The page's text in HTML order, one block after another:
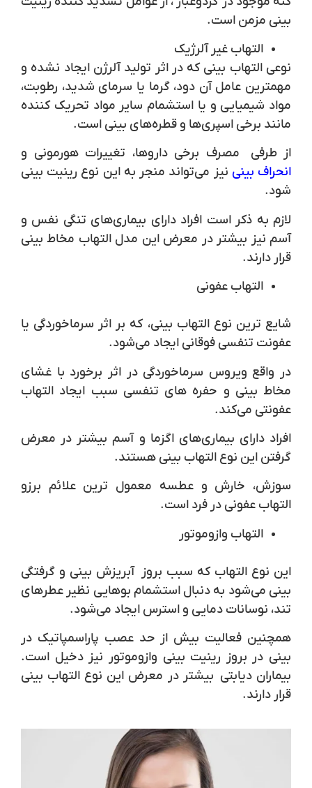
بینی مزمن است.
التهاب غیر آلرژیک
نوعی التهاب بینی که در اثر تولید آلرژن ایجاد نشده و
مهمترین عامل آن دود، گرما یا سرمای شدید، رطوبت،
مواد شیمیایی و یا استشمام سایر مواد تحریک کننده
مانند برخی اسپری‌ها و قطره‌های بینی است.
از طرفی مصرف برخی داروها، تغییرات هورمونی و
انحراف بینینیز می‌تواند منجر به این نوع رینیت بینی
شود.
لازم به ذکر است افراد دارای بیماری‌های تنگی نفس و
آسم نیز بیشتر در معرض این مدل التهاب مخاط بینی
قرار دارند.
التهاب عفونی
شایع ترین نوع التهاب بینی، که بر اثر سرماخوردگی یا
عفونت تنفسی فوقانی ایجاد می‌شود.
در واقع ویروس سرماخوردگی در اثر برخورد با غشای
مخاط بینی و حفره های تنفسی سبب ایجاد التهاب
عفونتی می‌کند.
افراد دارای بیماری‌های اگزما و آسم بیشتر در معرض
گرفتن این نوع التهاب بینی هستند.
سوزش، خارش و عطسه معمول ترین علائم برزو
التهاب عفونی در فرد است.
التهاب وازوموتور
این نوع التهاب که سبب بروز آبریزش بینی و گرفتگی
بینی می‌شود به دنبال استشمام بوهایی نظیر عطرهای
تند، نوسانات دمایی و استرس ایجاد می‌شود.
همچنین فعالیت بیش از حد عصب پاراسمپاتیک در
بینی در بروز رینیت بینی وازوموتور نیز دخیل است.
بیماران دیابتی بیشتر در معرض این نوع التهاب بینی
قرار دارند.